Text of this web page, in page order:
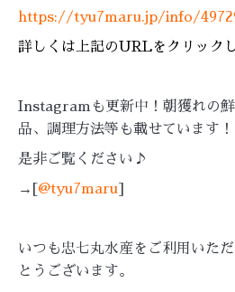
https://tyu7maru.jp/info/
詳しくは上記のURLをクリック
Instagramも更新中！朝獲れの
品、調理方法等も載せています！
是非ご覧ください♪
→[@tyu7maru]
いつも忠七丸水産をご利用いた
とうございます。